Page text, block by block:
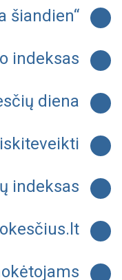
šiandien“
indeksas
diena
indeksas